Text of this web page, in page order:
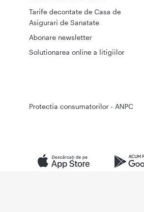
Tarife decontate de Casa de
Asigurari de Sanatate
Abonare newsletter
Solutionarea online a litigiilor
Protectia consumatorilor - ANPC